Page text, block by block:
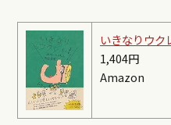
いきなりウク
1,404円
Amazon